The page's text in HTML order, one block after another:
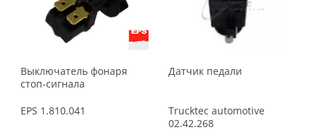
Выключатель фонаря
стоп-сигнала
EPS 1.810.041
Датчик педали
Trucktec automotive
02.42.268